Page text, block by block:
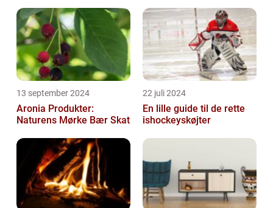
13 september 2024
Aronia Produkter:
Naturens Mørke Bær Skat
22 juli 2024
En lille guide til de rette
ishockeyskøjter